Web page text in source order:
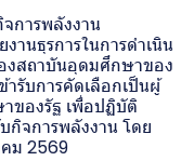
การพลังงาน
นธุรการในการดำเนิน
งสถาบันอุดมศึกษาของ
รับการคัดเลือกเป็นผู้
ของรัฐ เพื่อปฏิบัติ
กิจการพลังงาน โดย
คม 2569